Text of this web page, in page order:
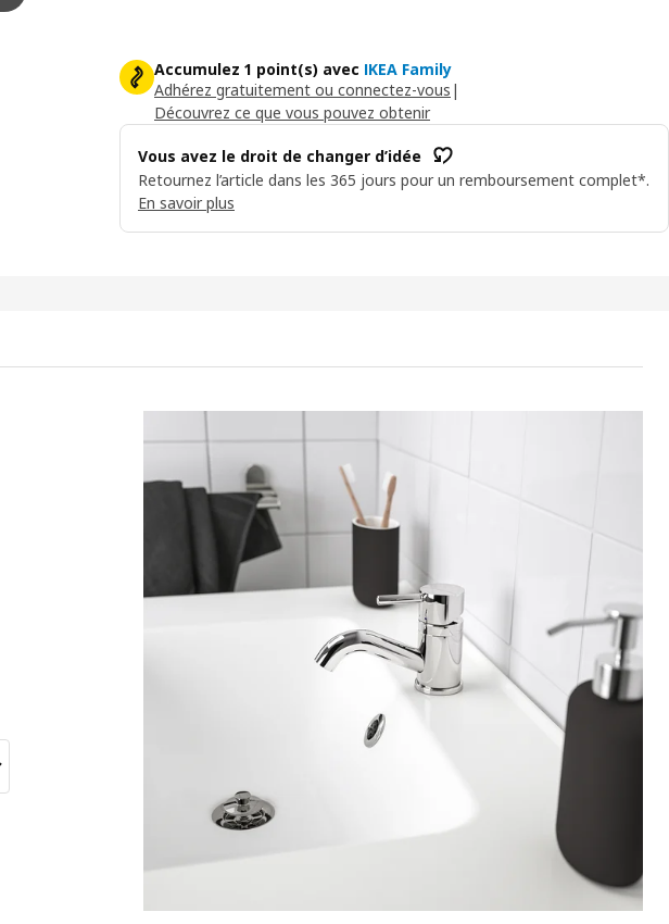
Accumulez 1 point(s) avec IKEA Family
Adhérez gratuitement ou connectez-vous |
Découvrez ce que vous pouvez obtenir
Vous avez le droit de changer d’idée
Retournez l’article dans les 365 jours pour un remboursement complet*.
En savoir plus